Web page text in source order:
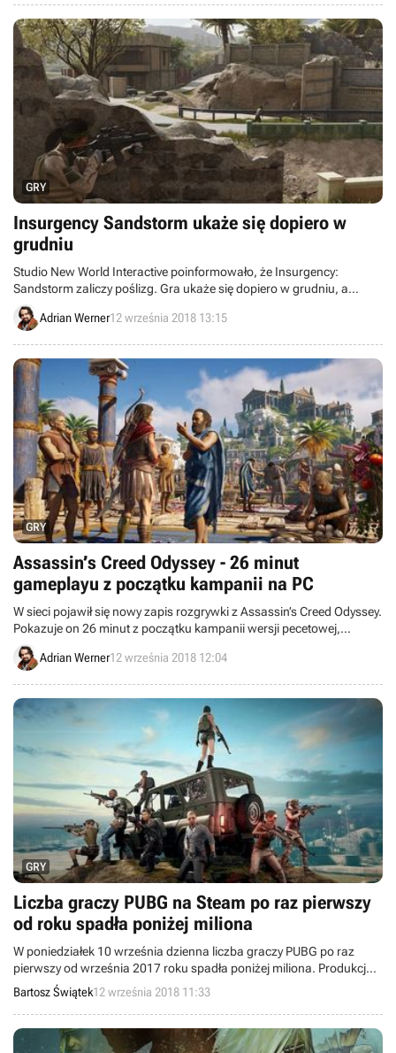
GRY
Insurgency Sandstorm ukaże się dopiero w
grudniu
Studio New World Interactive poinformowało, że Insurgency:
Sandstorm zaliczy poślizg. Gra ukaże się dopiero w grudniu, a
dodatkowy czas ma umożliwić autorom usunięcie problemów, które
obnażyły beta-testy. Planują też ulepszenia grafiki.
Adrian Werner12 września 2018 13:15
GRY
Assassin’s Creed Odyssey - 26 minut
gameplayu z początku kampanii na PC
W sieci pojawił się nowy zapis rozgrywki z Assassin’s Creed Odyssey.
Pokazuje on 26 minut z początku kampanii wersji pecetowej,
działającej na maksymalnych ustawieniach.
Adrian Werner12 września 2018 12:04
GRY
Liczba graczy PUBG na Steam po raz pierwszy
od roku spadła poniżej miliona
W poniedziałek 10 września dzienna liczba graczy PUBG po raz
pierwszy od września 2017 roku spadła poniżej miliona. Produkcja
przyciągnęła do siebie „zaledwie” 960 tys. osób naraz.
Bartosz Świątek12 września 2018 11:33